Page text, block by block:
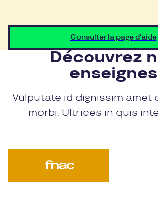
Consulter la page d'aide
Découvrez
enseignes
Vulputate id dignissim amet
morbi. Ultrices in quis